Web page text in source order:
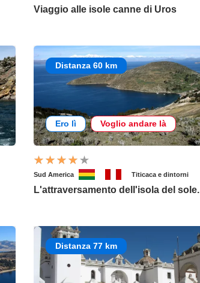
Viaggio alle isole canne di Uros
Distanza 60 km
Ero lì Voglio andare là
Sud America Titicaca e dintorni
L'attraversamento dell'isola del sole.
Distanza 77 km